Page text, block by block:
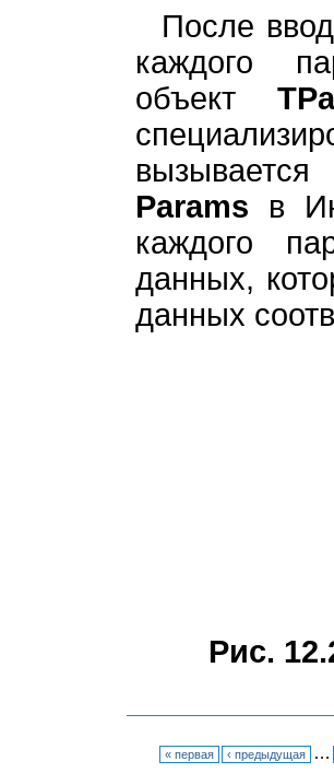
После
каждого
объект
Params в
каждого
данных,
данных
Рис.
« первая ‹ предыдущая …